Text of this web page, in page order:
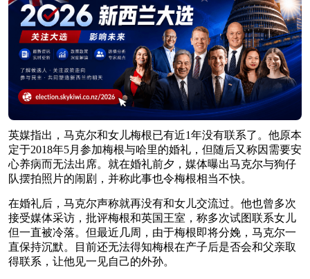
英媒指出，马克尔和女儿梅根已有近1年没有联系了。他原本
定于2018年5月参加梅根与哈里的婚礼，但随后又称因需要安
心养病而无法出席。就在婚礼前夕，媒体曝出马克尔与狗仔
队摆拍照片的闹剧，并称此事也令梅根相当不快。
在婚礼后，马克尔声称就再没有和女儿交流过。他也曾多次
接受媒体采访，批评梅根和英国王室，称多次试图联系女儿
但一直被冷落。但最近几周，由于梅根即将分娩，马克尔一
直保持沉默。目前还无法得知梅根在产子后是否会和父亲取
得联系，让他见一见自己的外孙。